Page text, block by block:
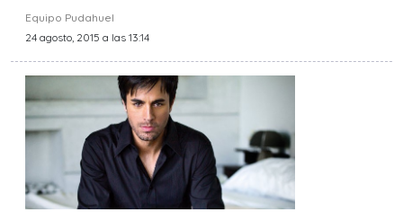
Equipo Pudahuel
24 agosto, 2015 a las 13:14